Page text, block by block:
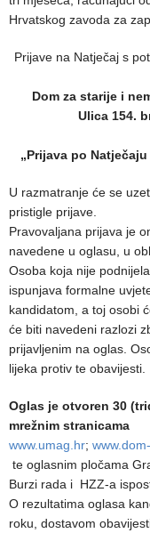
Hrvatskog zavoda za
Prijave na Natječaj s
Dom za starije i
Ulica 154.
„Prijava po
U razmatranje će se
pristigle prijave.
Pravovaljana prijava je
navedene u oglasu, u
Osoba koja nije
ispunjava formalne
kandidatom, a toj osobi
će biti navedeni razlozi
prijavljenim na oglas.
lijeka protiv te obavijesti.
Oglas je otvoren 30
mrežnim stranicama
www.umag.hr;
te oglasnim pločama
Burzi rada i HZZ-a
O rezultatima oglasa
roku, dostavom